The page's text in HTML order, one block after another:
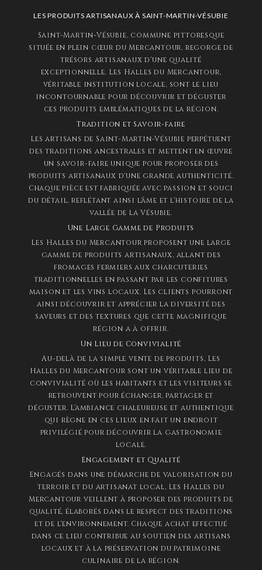
LES PRODUITS ARTISANAUX À SAINT-MARTIN-VÉSUBIE
Saint-Martin-Vésubie, commune pittoresque
située en plein cœur du Mercantour, regorge de
trésors artisanaux d'une qualité
exceptionnelle. Les Halles du Mercantour,
véritable institution locale, sont le lieu
incontournable pour découvrir et déguster
ces produits emblématiques de la région.
Tradition et Savoir-faire
Les artisans de Saint-Martin-Vésubie perpétuent
des traditions ancestrales et mettent en œuvre
un savoir-faire unique pour proposer des
produits artisanaux d'une grande authenticité.
Chaque pièce est fabriquée avec passion et souci
du détail, reflétant ainsi l'âme et l'histoire de la
vallée de la Vésubie.
Une Large Gamme de Produits
Les Halles du Mercantour proposent une large
gamme de produits artisanaux, allant des
fromages fermiers aux charcuteries
traditionnelles en passant par les confitures
maison et les vins locaux. Les clients pourront
ainsi découvrir et apprécier la diversité des
saveurs et des textures que cette magnifique
région a à offrir.
Un Lieu de Convivialité
Au-delà de la simple vente de produits, Les
Halles du Mercantour sont un véritable lieu de
convivialité où les habitants et les visiteurs se
retrouvent pour échanger, partager et
déguster. L'ambiance chaleureuse et authentique
qui règne en ces lieux en fait un endroit
privilégié pour découvrir la gastronomie
locale.
Engagement et Qualité
Engagés dans une démarche de valorisation du
terroir et du artisanat local, Les Halles du
Mercantour veillent à proposer des produits de
qualité, élaborés dans le respect des traditions
et de l'environnement. Chaque achat effectué
dans ce lieu contribue au soutien des artisans
locaux et à la préservation du patrimoine
culinaire de la région.